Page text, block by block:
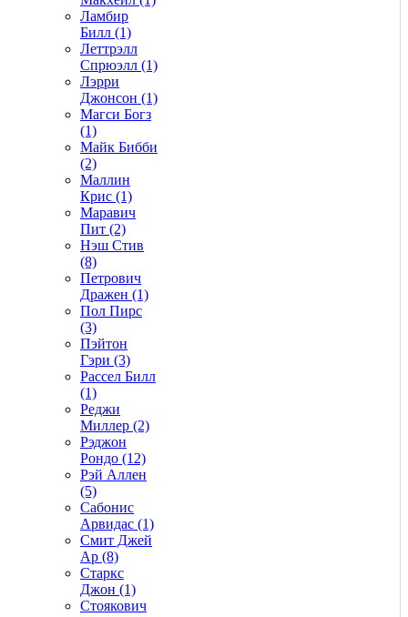
Ламбир
Билл (1)
Леттрэлл
Спрюэлл (1)
Лэрри
Джонсон (1)
Магси Богз
(1)
Майк Бибби
(2)
Маллин
Крис (1)
Маравич
Пит (2)
Нэш Стив
(8)
Петрович
Дражен (1)
Пол Пирс
(3)
Пэйтон
Гэри (3)
Рассел Билл
(1)
Реджи
Миллер (2)
Рэджон
Рондо (12)
Рэй Аллен
(5)
Сабонис
Арвидас (1)
Смит Джей
Ар (8)
Старкс
Джон (1)
Стоякович